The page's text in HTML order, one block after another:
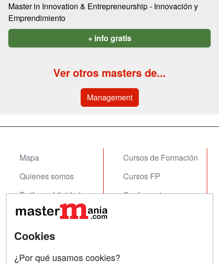
Master in Innovation & Entrepreneurship - Innovación y
Emprendimiento
+ info gratis
Ver otros masters de...
Management
Mapa
Quienes somos
Tarifas publicidad
Acceso Usuarios
Acceso Centros
Cursos de Formación
Cursos FP
Conferencias
Cookies
¿Por qué usamos cookies?